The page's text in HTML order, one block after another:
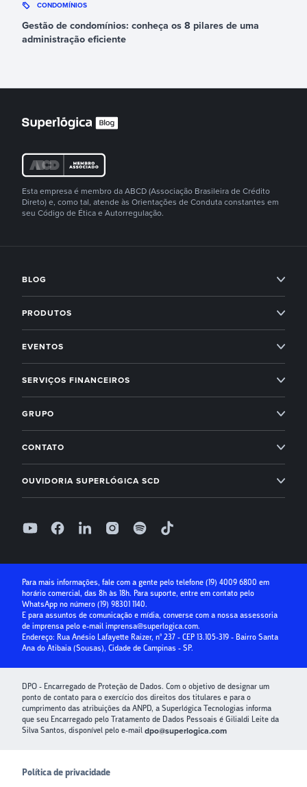
CONDOMÍNIOS
Gestão de condomínios: conheça os 8 pilares de uma
administração eficiente
Esta empresa é membro da ABCD (Associação Brasileira de Crédito
Direto) e, como tal, atende às Orientações de Conduta constantes em
seu Código de Ética e Autorregulação.
BLOG
Imobiliárias
Next
Novidades Superlógica
PRODUTOS
Administração condominial
Imobiliárias
Módulo Financeiro
Controle de acesso
Superlógica IA
EVENTOS
Superlógica Next
SERVIÇOS FINANCEIROS
Entenda o Inadimplência Zero
Receber com boleto
Crédito para Condomínios
Paybox
GRUPO
Arbo
CONTATO
OUVIDORIA SUPERLÓGICA SCD
Seg à Sex, das 9h às 18h, exceto feriados
Para mais informações, fale com a gente pelo telefone (19) 4009 6800 em
horário comercial, das 8h às 18h. Para suporte, entre em contato pelo
WhatsApp no número (19) 98301 1140.
E para assuntos de comunicação e mídia, converse com a nossa assessoria
de imprensa pelo e-mail imprensa@superlogica.com.
Endereço: Rua Anésio Lafayette Raizer, nº 237 - CEP 13.105-319 - Bairro Santa
Ana do Atibaia (Sousas), Cidade de Campinas - SP.
DPO - Encarregado de Proteção de Dados. Com o objetivo de designar um
ponto de contato para o exercício dos direitos dos titulares e para o
cumprimento das atribuições da ANPD, a Superlógica Tecnologias informa
que seu Encarregado pelo Tratamento de Dados Pessoais é Gilialdi Leite da
Silva Santos, disponível pelo e-mail dpo@superlogica.com
Política de privacidade